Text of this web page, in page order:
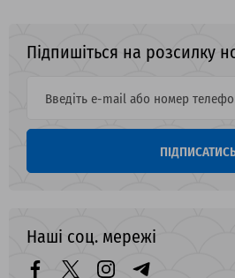
Підпишіться на розсилку
Наші соц. мережі